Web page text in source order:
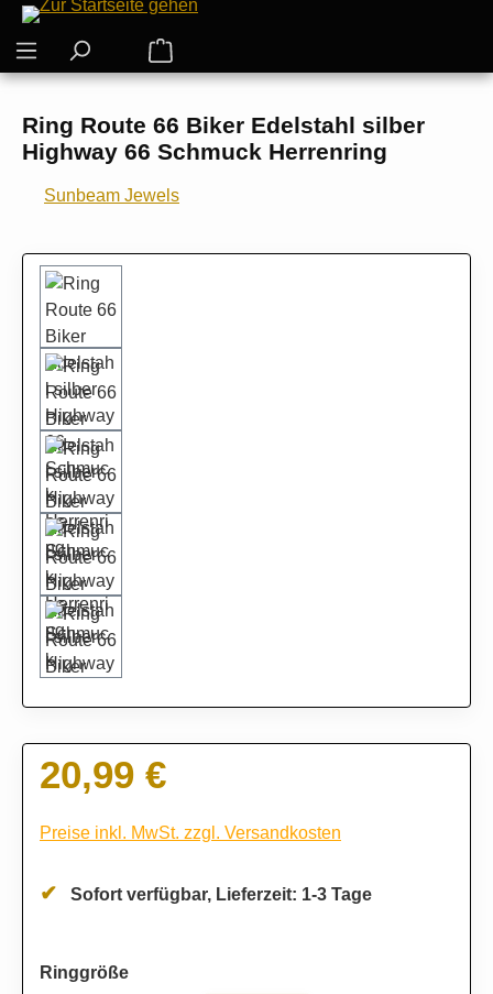
Zum Hauptinhalt springen
Warenkorb enthält 0 Positionen. Der
Ring Route 66 Biker Edelstahl silber
Highway 66 Schmuck Herrenring
Sunbeam Jewels
Bildergalerie überspringen
Regulärer Preis:
20,99 €
Preise inkl. MwSt. zzgl. Versandkosten
Sofort verfügbar, Lieferzeit: 1-3 Tage
Ringgrößeauswählen